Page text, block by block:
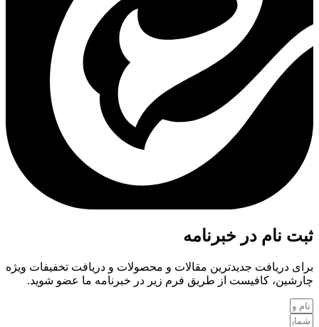
ثبت نام در خبرنامه
برای دریافت جدیدترین مقالات و محصولات و دریافت تخفیفات ویژه
چارشین، کافیست از طریق فرم زیر در خبرنامه ما عضو شوید.